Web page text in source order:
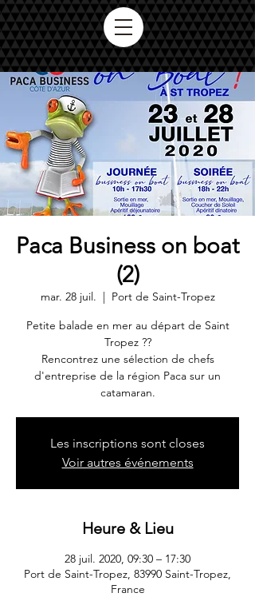
Paca Business on boat
(2)
mar. 28 juil.
  |
Port de Saint-Tropez
Petite balade en mer au départ de Saint
Tropez ??
Rencontrez une sélection de chefs
d'entreprise de la région Paca sur un
Les inscriptions sont closes
Voir autres événements
Heure & Lieu
28 juil. 2020, 09:30 – 17:30
Port de Saint-Tropez, 83990 Saint-Tropez,
France